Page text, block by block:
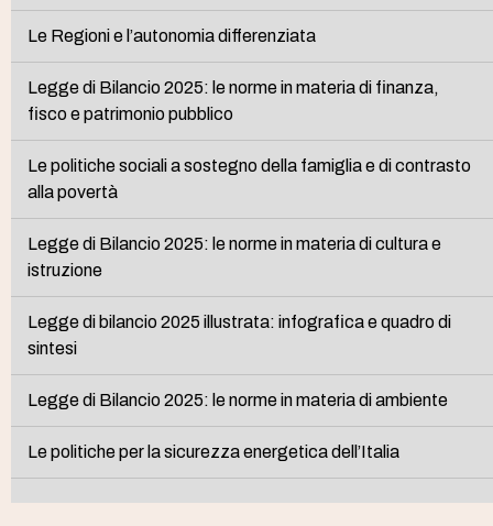
Le Regioni e l’autonomia differenziata
Legge di Bilancio 2025: le norme in materia di finanza,
fisco e patrimonio pubblico
Le politiche sociali a sostegno della famiglia e di contrasto
alla povertà
Legge di Bilancio 2025: le norme in materia di cultura e
istruzione
Legge di bilancio 2025 illustrata: infografica e quadro di
sintesi
Legge di Bilancio 2025: le norme in materia di ambiente
Le politiche per la sicurezza energetica dell’Italia